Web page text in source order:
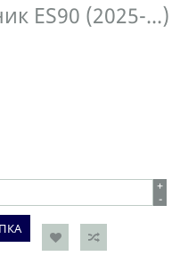
ES90 (2025-...)
+
-